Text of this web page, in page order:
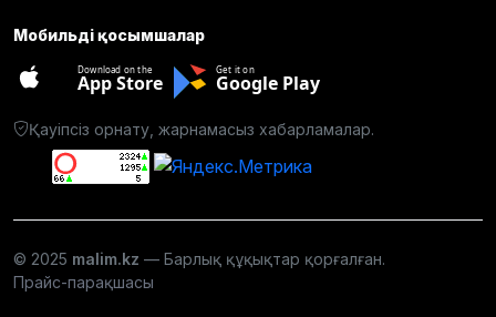
Мобильді қосымшалар
Download on the
App Store
Get it on
Google Play
Қауіпсіз орнату, жарнамасыз хабарламалар.
© 2025 malim.kz — Барлық құқықтар қорғалған.
Прайс-парақшасы